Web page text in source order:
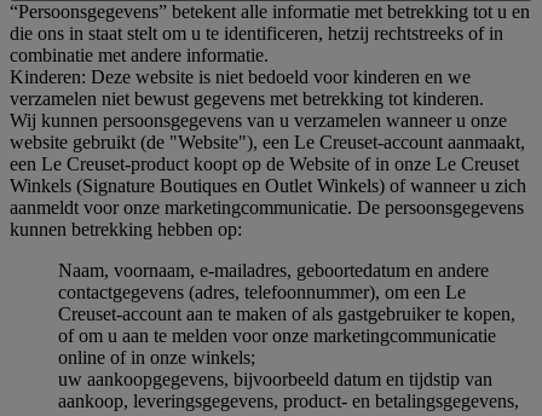
“Persoonsgegevens” betekent alle informatie met betrekking tot u en
die ons in staat stelt om u te identificeren, hetzij rechtstreeks of in
combinatie met andere informatie.
Kinderen: Deze website is niet bedoeld voor kinderen en we
verzamelen niet bewust gegevens met betrekking tot kinderen.
Wij kunnen persoonsgegevens van u verzamelen wanneer u onze
website gebruikt (de "Website"), een Le Creuset-account aanmaakt,
een Le Creuset-product koopt op de Website of in onze Le Creuset
Winkels (Signature Boutiques en Outlet Winkels) of wanneer u zich
aanmeldt voor onze marketingcommunicatie. De persoonsgegevens
kunnen betrekking hebben op:
Naam, voornaam, e-mailadres, geboortedatum en andere
contactgegevens (adres, telefoonnummer), om een Le
Creuset-account aan te maken of als gastgebruiker te kopen,
of om u aan te melden voor onze marketingcommunicatie
online of in onze winkels;
uw aankoopgegevens, bijvoorbeeld datum en tijdstip van
aankoop, leveringsgegevens, product- en betalingsgegevens,